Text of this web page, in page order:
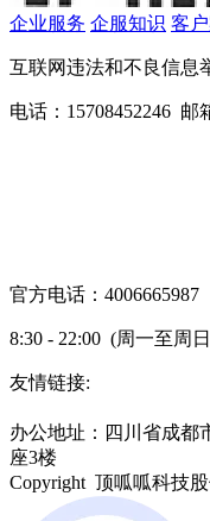
企业服务 企服知识 客
互联网违法和不良信息
电话：15708452246 邮
官方电话：4006665987
8:30 - 22:00 (周一至周
友情链接:
办公地址：四川省成都
座3楼
Copyright 顶呱呱科技